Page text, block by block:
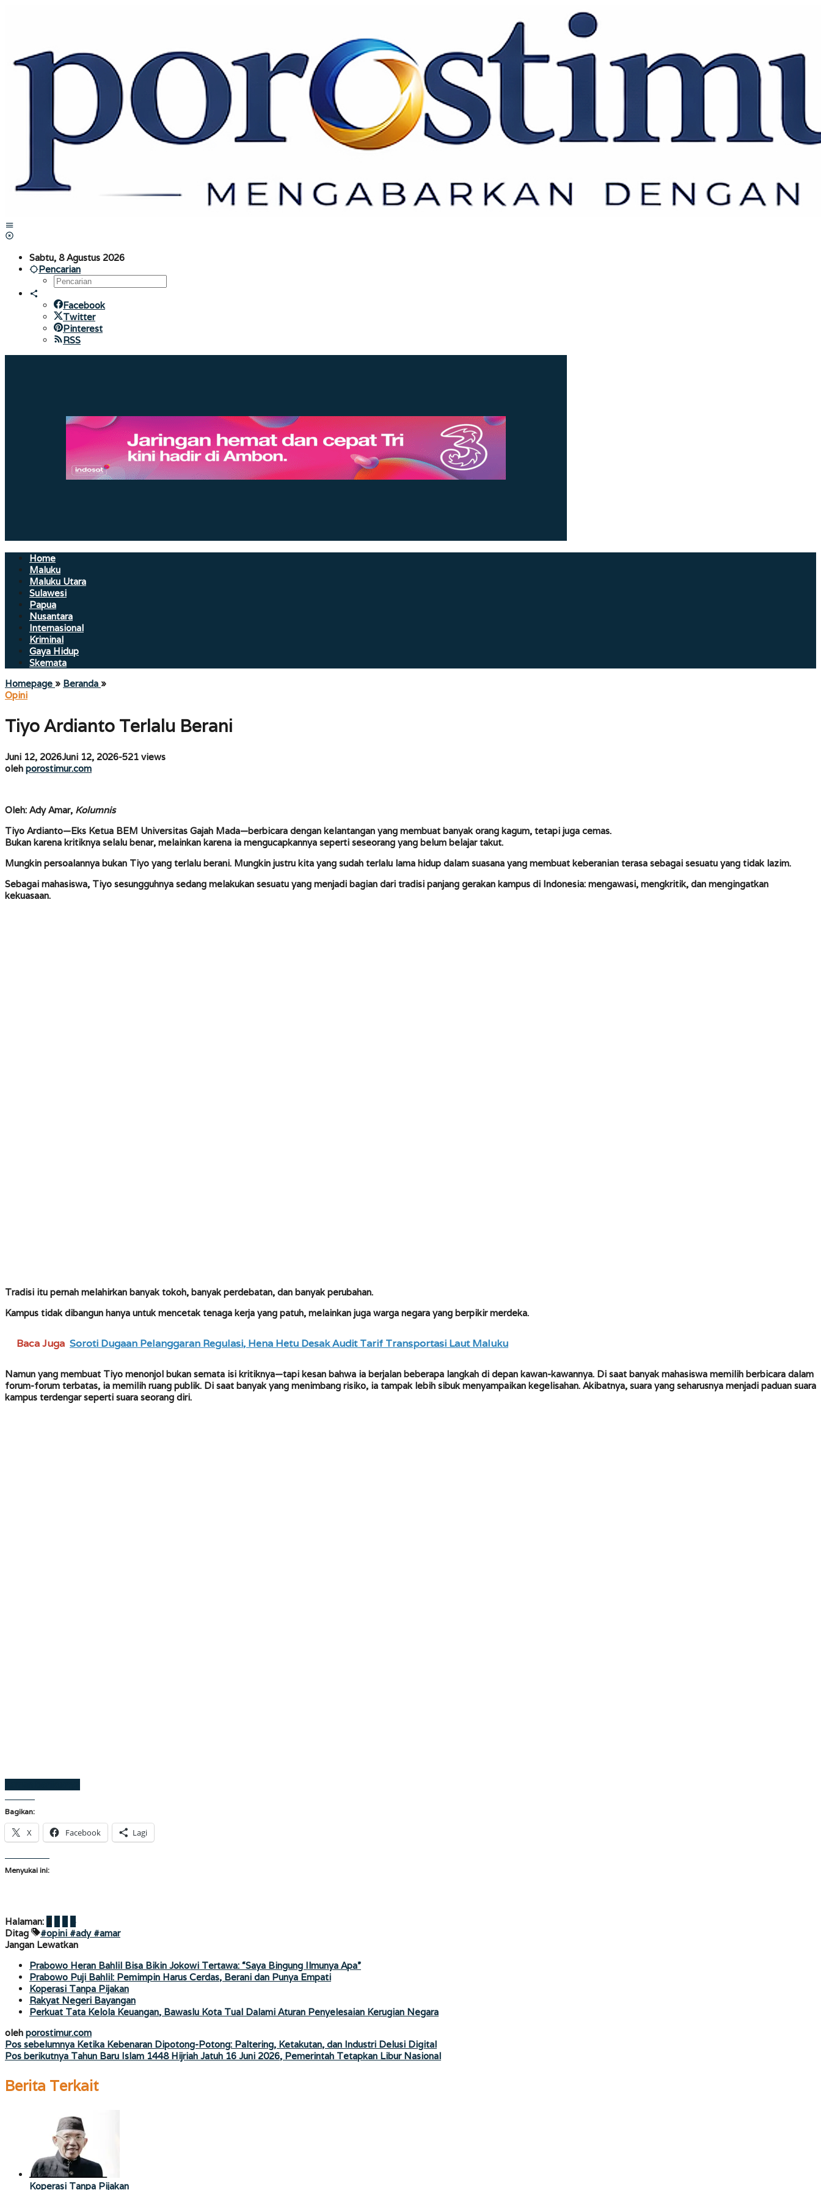
Sabtu, 8 Agustus 2026
Pencarian
Facebook
Twitter
Pinterest
RSS
Home
Maluku
Maluku Utara
Sulawesi
Papua
Nusantara
Internasional
Kriminal
Gaya Hidup
Skemata
Homepage » Beranda »Tiyo
Berani
Opini
Tiyo Ardianto Terlalu Berani
Juni 12, 2026Juni 12, 2026oleh
-521 views
oleh porostimur.com
Oleh: Ady Amar, Kolumnis
Tiyo Ardianto—Eks Ketua BEM Universitas Gajah Mada—berbicara dengan kelantangan yang membuat banyak orang kagum, tetapi juga cemas.
Bukan karena kritiknya selalu benar, melainkan karena ia mengucapkannya seperti seseorang yang belum belajar takut.
Mungkin persoalannya bukan Tiyo yang terlalu berani. Mungkin justru kita yang sudah terlalu lama hidup dalam suasana yang membuat keberanian terasa sebagai sesuatu yang tidak lazim.
Sebagai mahasiswa, Tiyo sesungguhnya sedang melakukan sesuatu yang menjadi bagian dari tradisi panjang gerakan kampus di Indonesia: mengawasi, mengkritik, dan mengingatkan
kekuasaan.
Tradisi itu pernah melahirkan banyak tokoh, banyak perdebatan, dan banyak perubahan.
Kampus tidak dibangun hanya untuk mencetak tenaga kerja yang patuh, melainkan juga warga negara yang berpikir merdeka.
Baca Juga Soroti Dugaan Pelanggaran Regulasi, Hena Hetu Desak Audit Tarif Transportasi Laut Maluku
Namun yang membuat Tiyo menonjol bukan semata isi kritiknya—tapi kesan bahwa ia berjalan beberapa langkah di depan kawan-kawannya. Di saat banyak mahasiswa memilih berbicara dalam
forum-forum terbatas, ia memilih ruang publik. Di saat banyak yang menimbang risiko, ia tampak lebih sibuk menyampaikan kegelisahan. Akibatnya, suara yang seharusnya menjadi paduan suara
kampus terdengar seperti suara seorang diri.
Bagikan:
X Facebook Lagi
Menyukai ini:
Halaman: 1
Ditag
#opini #ady #amar
Jangan Lewatkan
Prabowo Heran Bahlil Bisa Bikin Jokowi Tertawa: “Saya Bingung Ilmunya Apa”
Prabowo Puji Bahlil: Pemimpin Harus Cerdas, Berani dan Punya Empati
Koperasi Tanpa Pijakan
Rakyat Negeri Bayangan
Perkuat Tata Kelola Keuangan, Bawaslu Kota Tual Dalami Aturan Penyelesaian Kerugian Negara
oleh porostimur.com
Navigasi
Pos sebelumnya Ketika Kebenaran Dipotong-Potong: Paltering, Ketakutan, dan Industri Delusi Digital
Pos berikutnya Tahun Baru Islam 1448 Hijriah Jatuh 16 Juni 2026, Pemerintah Tetapkan Libur Nasional
Berita Terkait
Koperasi Tanpa Pijakan